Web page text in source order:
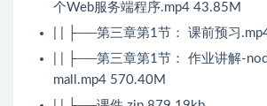
个Web服务端程序.mp4 43.85M
| | ├──第三章第1节： 课前预习
| | ├──第三章第1节： 作业讲解-
mall.mp4 570.40M